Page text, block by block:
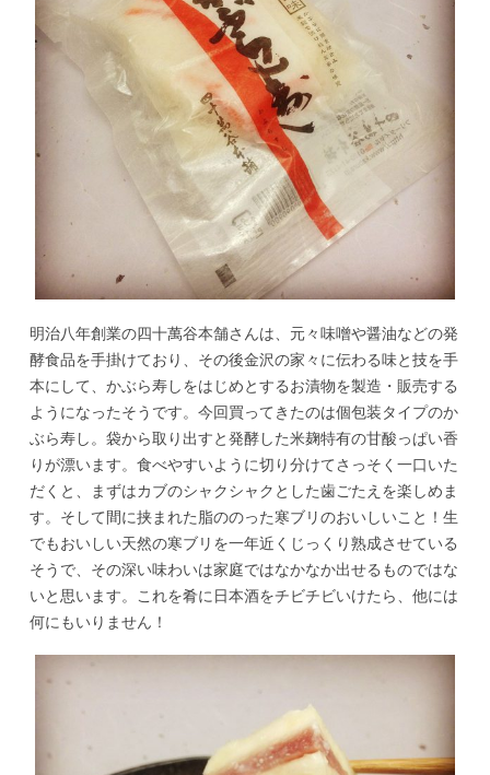
明治八年創業の四十萬谷本舗さんは、元々味噌や醤油などの発
酵食品を手掛けており、その後金沢の家々に伝わる味と技を手
本にして、かぶら寿しをはじめとするお漬物を製造・販売する
ようになったそうです。今回買ってきたのは個包装タイプのか
ぶら寿し。袋から取り出すと発酵した米麹特有の甘酸っぱい香
りが漂います。食べやすいように切り分けてさっそく一口いた
だくと、まずはカブのシャクシャクとした歯ごたえを楽しめま
す。そして間に挟まれた脂ののった寒ブリのおいしいこと！生
でもおいしい天然の寒ブリを一年近くじっくり熟成させている
そうで、その深い味わいは家庭ではなかなか出せるものではな
いと思います。これを肴に日本酒をチビチビいけたら、他には
何にもいりません！